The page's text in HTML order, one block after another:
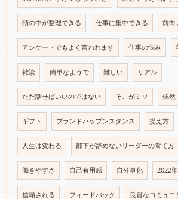
頭の中が整理できる 仕事に集中できる 前向
アンケートでもよく言われます 仕事の悩み
雑談 簡単なようで 難しい リアル
ただ話せばいいのではない そこがミソ 偶然
ギフト プランドハップンスタンス 捉え方
人生は変わる 部下が辞めないリーダーの育て方
働きやすさ 自己有用感 自分事化 2022年
信頼される フィードバック 良質なコミュニ